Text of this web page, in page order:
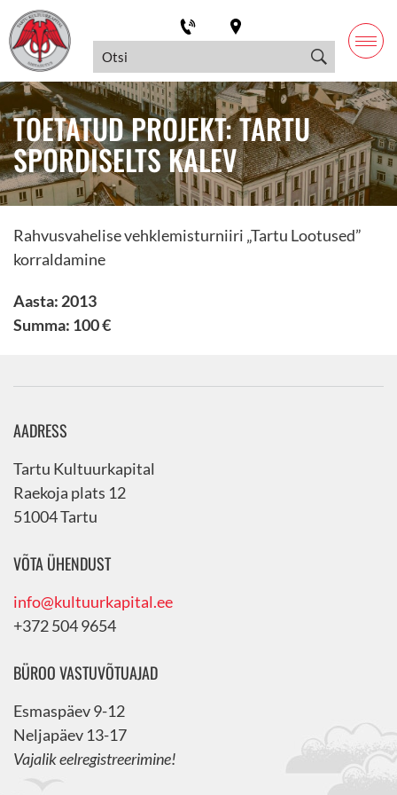
TOETATUD PROJEKT: TARTU
SPORDISELTS KALEV
Rahvusvahelise vehklemisturniiri „Tartu Lootused”
korraldamine
Aasta: 2013
Summa: 100 €
AADRESS
Tartu Kultuurkapital
Raekoja plats 12
51004 Tartu
VÕTA ÜHENDUST
info@kultuurkapital.ee
+372 504 9654
BÜROO VASTUVÕTUAJAD
Esmaspäev 9-12
Neljapäev 13-17
Vajalik eelregistreerimine!